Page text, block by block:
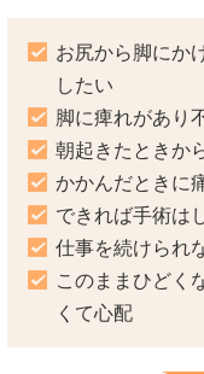
お尻から脚にか
したい
脚に痺れがあり
朝起きたときか
かかんだときに
できれば手術は
仕事を続けられ
このままひどく
くて心配